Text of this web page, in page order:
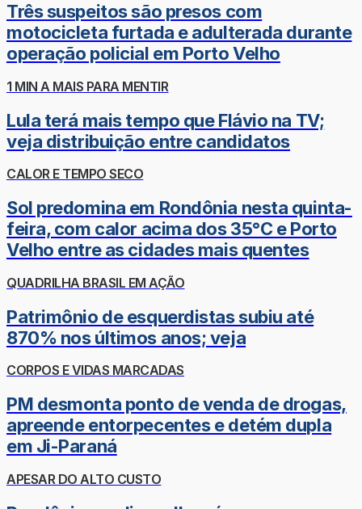
Três suspeitos são presos com
motocicleta furtada e adulterada durante
operação policial em Porto Velho
1 MIN A MAIS PARA MENTIR
Lula terá mais tempo que Flávio na TV;
veja distribuição entre candidatos
CALOR E TEMPO SECO
Sol predomina em Rondônia nesta quinta-
feira, com calor acima dos 35°C e Porto
Velho entre as cidades mais quentes
QUADRILHA BRASIL EM AÇÃO
Patrimônio de esquerdistas subiu até
870% nos últimos anos; veja
CORPOS E VIDAS MARCADAS
PM desmonta ponto de venda de drogas,
apreende entorpecentes e detém dupla
em Ji-Paraná
APESAR DO ALTO CUSTO